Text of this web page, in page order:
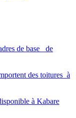
de base de
des toitures à
à Kabare